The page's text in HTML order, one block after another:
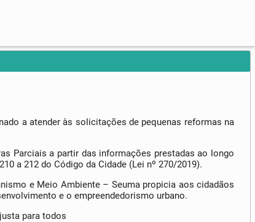
a atender às solicitações de pequenas reformas na
Parciais a partir das informações prestadas ao longo
a 212 do Código da Cidade (Lei nº 270/2019).
e Meio Ambiente – Seuma propicia aos cidadãos
e o empreendedorismo urbano.
para todos